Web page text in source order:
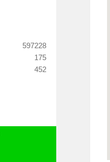
597228
175
452